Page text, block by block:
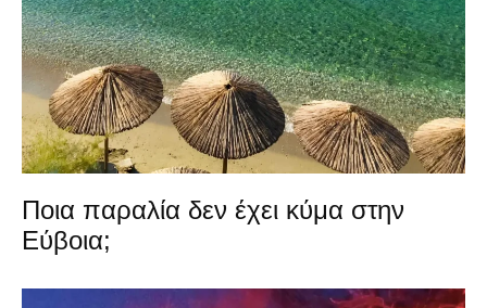
Ποια παραλία δεν έχει κύμα στην
Εύβοια;